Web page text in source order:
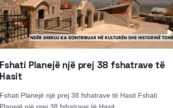
Fshati Planejë një prej 38 fshatrave të
Hasit
Fshati Planejë një prej 38 fshatrave të Hasit Fshati
Planejë një prej 38 fshatrave të Hasit…